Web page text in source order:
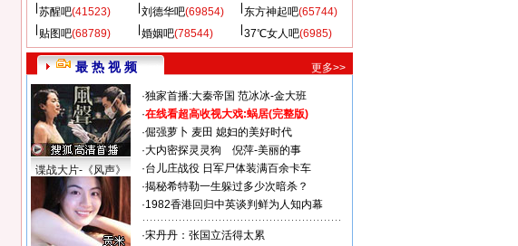
苏醒吧(41523) 刘德华吧(69854) 东方神起吧(65744)
贴图吧(68789) 婚姻吧(78544) 37℃女人吧(6985)
最 热 视 频 更多>>
谍战大片-《风声》
·独家首播:大秦帝国 范冰冰-金大班
·在线看超高收视大戏:蜗居(完整版)
·倔强萝卜 麦田 媳妇的美好时代
·大内密探灵灵狗
倪萍-美丽的事
·台儿庄战役 日军尸体装满百余卡车
·揭秘希特勒一生躲过多少次暗杀？
·1982香港回归中英谈判鲜为人知内幕
·宋丹丹：张国立活得太累